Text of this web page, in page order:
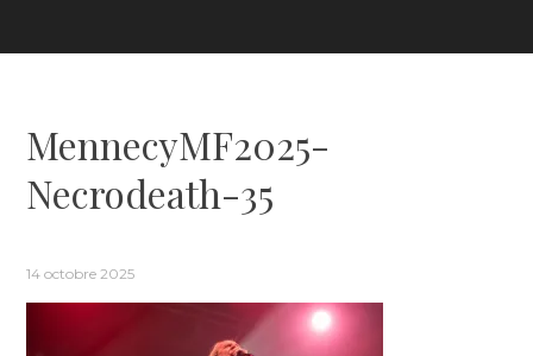
MennecyMF2025-
Necrodeath-35
14 octobre 2025